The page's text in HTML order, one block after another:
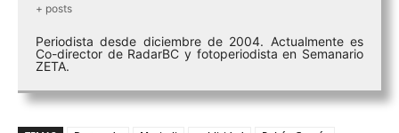
+ posts
Periodista desde diciembre de 2004. Actualmente es
Co-director de RadarBC y fotoperiodista en Semanario
ZETA.